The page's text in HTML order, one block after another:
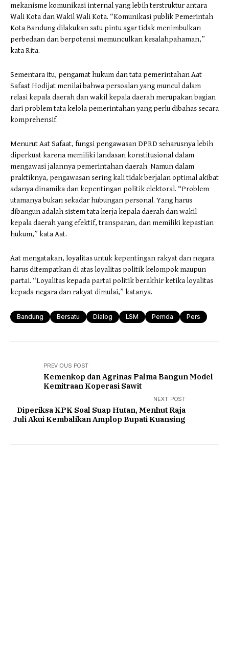
mekanisme komunikasi internal yang lebih terstruktur antara
Wali Kota dan Wakil Wali Kota. “Komunikasi publik Pemerintah
Kota Bandung dilakukan satu pintu agar tidak menimbulkan
perbedaan dan berpotensi memunculkan kesalahpahaman,”
kata Rita.
Sementara itu, pengamat hukum dan tata pemerintahan Aat
Safaat Hodijat menilai bahwa persoalan yang muncul dalam
relasi kepala daerah dan wakil kepala daerah merupakan bagian
dari problem tata kelola pemerintahan yang perlu dibahas secara
komprehensif.
Menurut Aat Safaat, fungsi pengawasan DPRD seharusnya lebih
diperkuat karena memiliki landasan konstitusional dalam
mengawasi jalannya pemerintahan daerah. Namun dalam
praktiknya, pengawasan sering kali tidak berjalan optimal akibat
adanya dinamika dan kepentingan politik elektoral. “Problem
utamanya bukan sekadar hubungan personal. Yang harus
dibangun adalah sistem tata kerja kepala daerah dan wakil
kepala daerah yang efektif, transparan, dan memiliki kepastian
hukum,” kata Aat.
Aat mengatakan, loyalitas untuk kepentingan rakyat dan negara
harus ditempatkan di atas loyalitas politik kelompok maupun
partai. “Loyalitas kepada partai politik berakhir ketika loyalitas
kepada negara dan rakyat dimulai,” katanya.
Bandung Bersatu Dialog LSM Pemda Pers
PREVIOUS POST
Kemenkop dan Agrinas Palma Bangun Model
Kemitraan Koperasi Sawit
NEXT POST
Diperiksa KPK Soal Suap Hutan, Menhut Raja
Juli Akui Kembalikan Amplop Bupati Kuansing